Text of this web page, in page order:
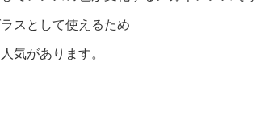
スとして使えるため
気があります。